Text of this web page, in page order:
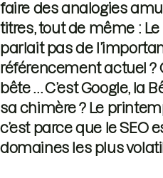
faire des analogies
titres, tout de même :
parlait pas de
référencement actuel ?
bête … C’est Google, la
sa chimère ? Le
c’est parce que le SEO
domaines les plus